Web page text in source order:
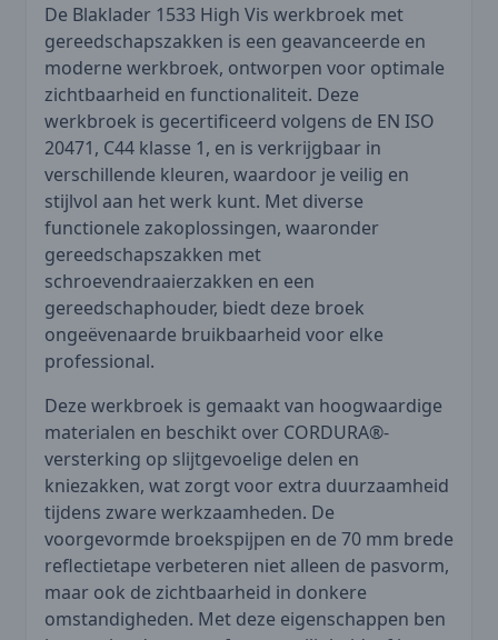
De Blaklader 1533 High Vis werkbroek met
gereedschapszakken is een geavanceerde en
moderne werkbroek, ontworpen voor optimale
zichtbaarheid en functionaliteit. Deze
werkbroek is gecertificeerd volgens de EN ISO
20471, C44 klasse 1, en is verkrijgbaar in
verschillende kleuren, waardoor je veilig en
stijlvol aan het werk kunt. Met diverse
functionele zakoplossingen, waaronder
gereedschapszakken met
schroevendraaierzakken en een
gereedschaphouder, biedt deze broek
ongeëvenaarde bruikbaarheid voor elke
professional.
Deze werkbroek is gemaakt van hoogwaardige
materialen en beschikt over CORDURA®-
versterking op slijtgevoelige delen en
kniezakken, wat zorgt voor extra duurzaamheid
tijdens zware werkzaamheden. De
voorgevormde broekspijpen en de 70 mm brede
reflectietape verbeteren niet alleen de pasvorm,
maar ook de zichtbaarheid in donkere
omstandigheden. Met deze eigenschappen ben